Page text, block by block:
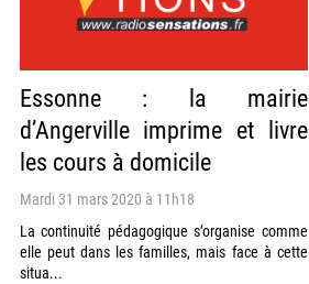
Essonne : la mairie
d’Angerville imprime et livre
les cours à domicile
Mardi 31 mars 2020 à 11h18
La continuité pédagogique s’organise comme
elle peut dans les familles, mais face à cette
situa...